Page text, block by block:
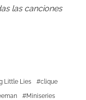
las canciones
Little Lies
clique
Miniseries